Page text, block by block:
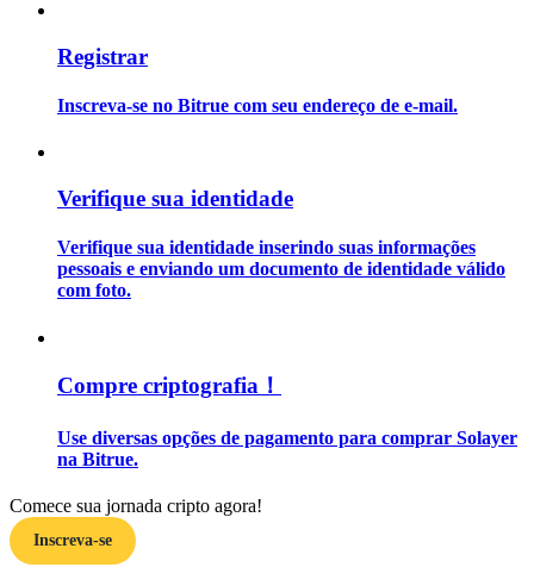
Estratégias de negociação
Registrar
Inscreva-se no Bitrue com seu endereço de e-mail.
Verifique sua identidade
Verifique sua identidade inserindo suas informações
pessoais e enviando um documento de identidade válido
com foto.
Compre criptografia！
Use diversas opções de pagamento para comprar Solayer
na Bitrue.
Comece sua jornada cripto agora!
Inscreva-se